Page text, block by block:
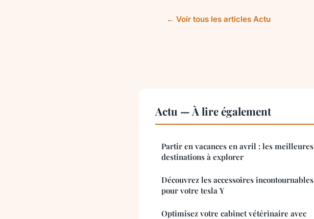
← Voir tous les articles Actu
Actu — À lire également
Partir en vacances en avril : les meilleures
destinations à explorer
Découvrez les accessoires incontournables
pour votre tesla Y
Optimisez votre cabinet vétérinaire avec